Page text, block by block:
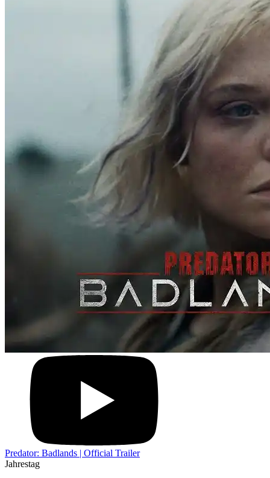
Predator: Badlands | Official Trailer
Jahrestag